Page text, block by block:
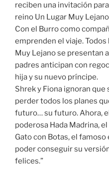
reciben una invitación
reino Un Lugar Muy Lejano
Con el Burro como
emprenden el viaje.
Muy Lejano se presentan
padres anticipan con
hija y su nuevo príncipe.
Shrek y Fiona ignoran
perder todos los planes
futuro… su futuro. Ahora,
poderosa Hada Madrina,
Gato con Botas, el
poder conseguir su
felices.”